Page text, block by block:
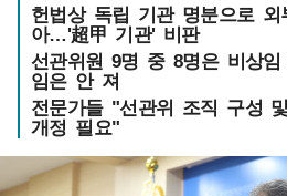
헌법상 독립 기관 명분으로 외
아…'超甲 기관' 비판
선관위원 9명 중 8명은 비상
임은 안 져
전문가들 "선관위 조직 구성
개정 필요"